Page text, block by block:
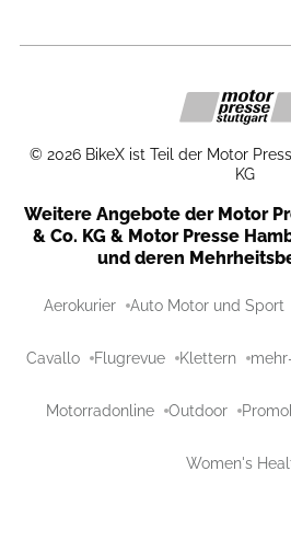
© 2026 BikeX ist Teil der Motor
KG
Weitere Angebote der Motor
& Co. KG & Motor Presse
und deren
Aerokurier Auto Motor und Sport
Cavallo Flugrevue Klettern
Motorradonline Outdoor
Women's